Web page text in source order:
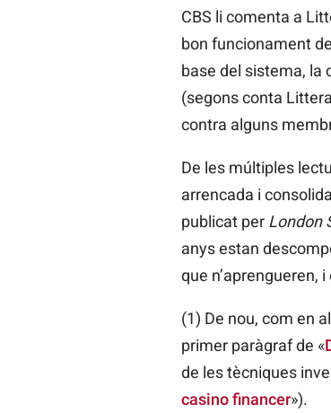
CBS li comenta a
bon funcionament
base del sistema, la
(segons conta
contra alguns
De les múltiples
arrencada i
publicat per London
anys estan
que n’aprengueren,
(1) De nou, com en
primer paràgraf de «
de les tècniques
casino financer»).